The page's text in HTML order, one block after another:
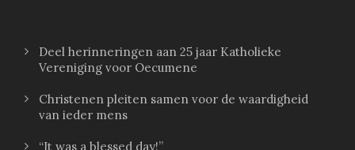
Deel herinneringen aan 25 jaar Katholieke
Vereniging voor Oecumene
Christenen pleiten samen voor de waardigheid
van ieder mens
“It was a blessed day!”